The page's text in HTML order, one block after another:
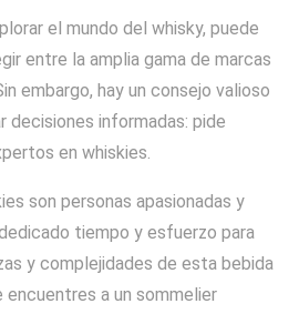
el mundo del whisky, puede
entre la amplia gama de marcas
embargo, hay un consejo valioso
decisiones informadas: pide
en whiskies.
son personas apasionadas y
tiempo y esfuerzo para
y complejidades de esta bebida
encuentres a un sommelier